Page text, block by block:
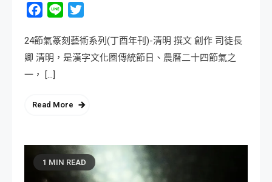
Facebook
Line
24節氣篆刻藝術系列(丁酉年刊)-清明 撰文 創作 司徒長
卿 清明，是漢字文化圈傳統節日、農曆二十四節氣之
一， […]
Read More
1 MIN READ